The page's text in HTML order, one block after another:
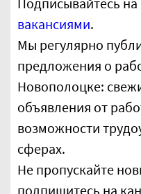
вакансиями.
Мы регулярно
предложения о
Новополоцке:
объявления от
возможности
сферах.
Не пропускайте
подпишитесь на